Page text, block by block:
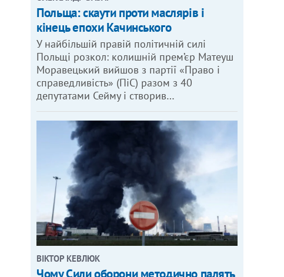
Польща: скаути проти маслярів і
кінець епохи Качинського
У найбільшій правій політичній силі
Польщі розкол: колишній прем’єр Матеуш
Моравецький вийшов з партії «Право і
справедливість» (ПіС) разом з 40
депутатами Сейму і створив…
ВІКТОР КЕВЛЮК